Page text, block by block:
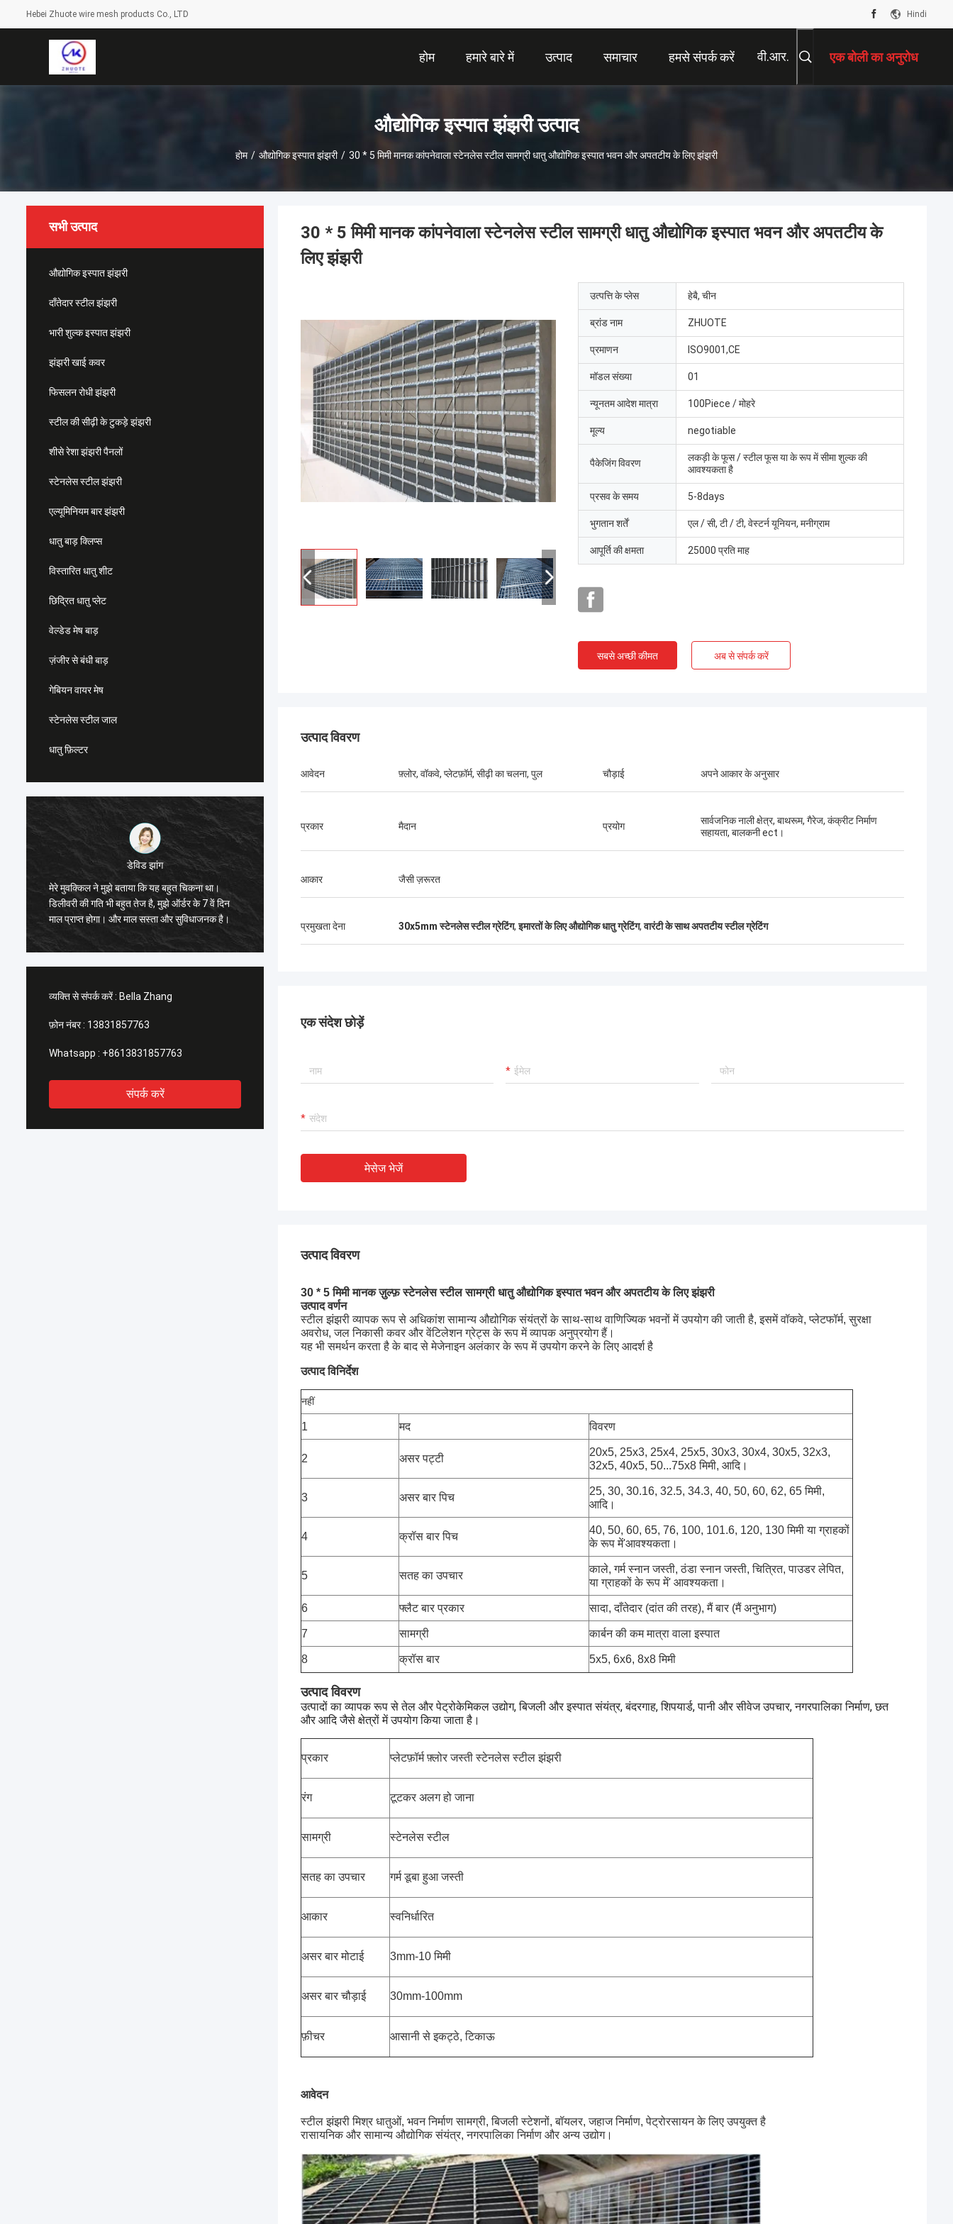
Hebei Zhuote wire mesh products Co., LTD Hindi
होम हमारे बारे में उत्पाद समाचार हमसे संपर्क करें वी.आर. एक बोली का अनुरोध
औद्योगिक इस्पात झंझरी उत्पाद
होम / औद्योगिक इस्पात झंझरी / 30 * 5 मिमी मानक कांपनेवाला स्टेनलेस स्टील सामग्री धातु औद्योगिक इस्पात भवन और अपतटीय के लिए झंझरी
सभी उत्पाद
औद्योगिक इस्पात झंझरी
दाँतेदार स्टील झंझरी
भारी शुल्क इस्पात झंझरी
झंझरी खाई कवर
फिसलन रोधी झंझरी
स्टील की सीढ़ी के टुकड़े झंझरी
शीसे रेशा झंझरी पैनलों
स्टेनलेस स्टील झंझरी
एल्यूमिनियम बार झंझरी
धातु बाड़ क्लिप्स
विस्तारित धातु शीट
छिद्रित धातु प्लेट
वेल्डेड मेष बाड़
ज़ंजीर से बंधी बाड़
गेबियन वायर मेष
स्टेनलेस स्टील जाल
धातु फ़िल्टर
डेविड झांग
मेरे मुवक्किल ने मुझे बताया कि यह बहुत चिकना था।
डिलीवरी की गति भी बहुत तेज है, मुझे ऑर्डर के 7 वें दिन
माल प्राप्त होगा। और माल सस्ता और सुविधाजनक है।
मैंने एफआरपी झंझरी के बारे में इस कारखाने में एक ओडर
ट्रिप पर गया हूं। फैक्ट्री मजबूत है और ग्रेटिंग क्वालिटी
साथ सहयोग किया। मुझे आश्चर्य हुआ कि यह कारखाना
बहुत मजबूत था, और यह शीर्ष स्थानीय झंझरी कारखानों में
व्यक्ति से संपर्क करें : Bella Zhang
फ़ोन नंबर : 13831857763
Whatsapp : +8613831857763
संपर्क करें
30 * 5 मिमी मानक कांपनेवाला स्टेनलेस स्टील सामग्री धातु औद्योगिक इस्पात भवन और अपतटीय के
लिए झंझरी
उत्पत्ति के प्लेस हेबै, चीन
ब्रांड नाम ZHUOTE
प्रमाणन ISO9001,CE
मॉडल संख्या 01
न्यूनतम आदेश मात्रा 100Piece / मोहरे
मूल्य negotiable
पैकेजिंग विवरण
लकड़ी के फूस / स्टील फूस या के रूप में सीमा शुल्क की
आवश्यकता है
प्रसव के समय 5-8days
भुगतान शर्तें एल / सी, टी / टी, वेस्टर्न यूनियन, मनीग्राम
आपूर्ति की क्षमता 25000 प्रति माह
सबसे अच्छी कीमत अब से संपर्क करें
उत्पाद विवरण
आवेदन फ़्लोर, वॉकवे, प्लेटफ़ॉर्म, सीढ़ी का चलना, पुल चौड़ाई अपने आकार के अनुसार
प्रकार मैदान प्रयोग
सार्वजनिक नाली क्षेत्र, बाथरूम, गैरेज, कंक्रीट निर्माण
सहायता, बालकनी ect।
आकार जैसी ज़रूरत
प्रमुखता देना 30x5mm स्टेनलेस स्टील ग्रेटिंग,इमारतों के लिए औद्योगिक धातु ग्रेटिंग,वारंटी के साथ अपतटीय स्टील ग्रेटिंग
एक संदेश छोड़ें
मेसेज भेजें
उत्पाद विवरण
30 * 5 मिमी मानक ज़ुल्फ़ स्टेनलेस स्टील सामग्री धातु औद्योगिक इस्पात भवन और अपतटीय के लिए झंझरी
उत्पाद वर्णन
स्टील झंझरी व्यापक रूप से अधिकांश सामान्य औद्योगिक संयंत्रों के साथ-साथ वाणिज्यिक भवनों में उपयोग की जाती है, इसमें वॉकवे, प्लेटफॉर्म, सुरक्षा
अवरोध, जल निकासी कवर और वेंटिलेशन ग्रेट्स के रूप में व्यापक अनुप्रयोग हैं।
यह भी समर्थन करता है के बाद से मेजेनाइन अलंकार के रूप में उपयोग करने के लिए आदर्श है
उत्पाद विनिर्देश
नहीं
1 मद विवरण
2 असर पट्टी
20x5, 25x3, 25x4, 25x5, 30x3, 30x4, 30x5, 32x3,
32x5, 40x5, 50...75x8 मिमी, आदि।
3 असर बार पिच
25, 30, 30.16, 32.5, 34.3, 40, 50, 60, 62, 65 मिमी,
आदि।
4 क्रॉस बार पिच
40, 50, 60, 65, 76, 100, 101.6, 120, 130 मिमी या ग्राहकों
के रूप में'आवश्यकता।
5 सतह का उपचार
काले, गर्म स्नान जस्ती, ठंडा स्नान जस्ती, चित्रित, पाउडर लेपित,
या ग्राहकों के रूप में' आवश्यकता।
6 फ्लैट बार प्रकार सादा, दाँतेदार (दांत की तरह), मैं बार (मैं अनुभाग)
7 सामग्री कार्बन की कम मात्रा वाला इस्पात
8 क्रॉस बार 5x5, 6x6, 8x8 मिमी
उत्पाद विवरण
उत्पादों का व्यापक रूप से तेल और पेट्रोकेमिकल उद्योग, बिजली और इस्पात संयंत्र, बंदरगाह, शिपयार्ड, पानी और सीवेज उपचार, नगरपालिका निर्माण, छत
और आदि जैसे क्षेत्रों में उपयोग किया जाता है।
प्रकार प्लेटफ़ॉर्म फ़्लोर जस्ती स्टेनलेस स्टील झंझरी
रंग टूटकर अलग हो जाना
सामग्री स्टेनलेस स्टील
सतह का उपचार गर्म डूबा हुआ जस्ती
आकार स्वनिर्धारित
असर बार मोटाई 3mm-10 मिमी
असर बार चौड़ाई 30mm-100mm
फ़ीचर आसानी से इकट्ठे, टिकाऊ
आवेदन
स्टील झंझरी मिश्र धातुओं, भवन निर्माण सामग्री, बिजली स्टेशनों, बॉयलर, जहाज निर्माण, पेट्रोरसायन के लिए उपयुक्त है
रासायनिक और सामान्य औद्योगिक संयंत्र, नगरपालिका निर्माण और अन्य उद्योग।